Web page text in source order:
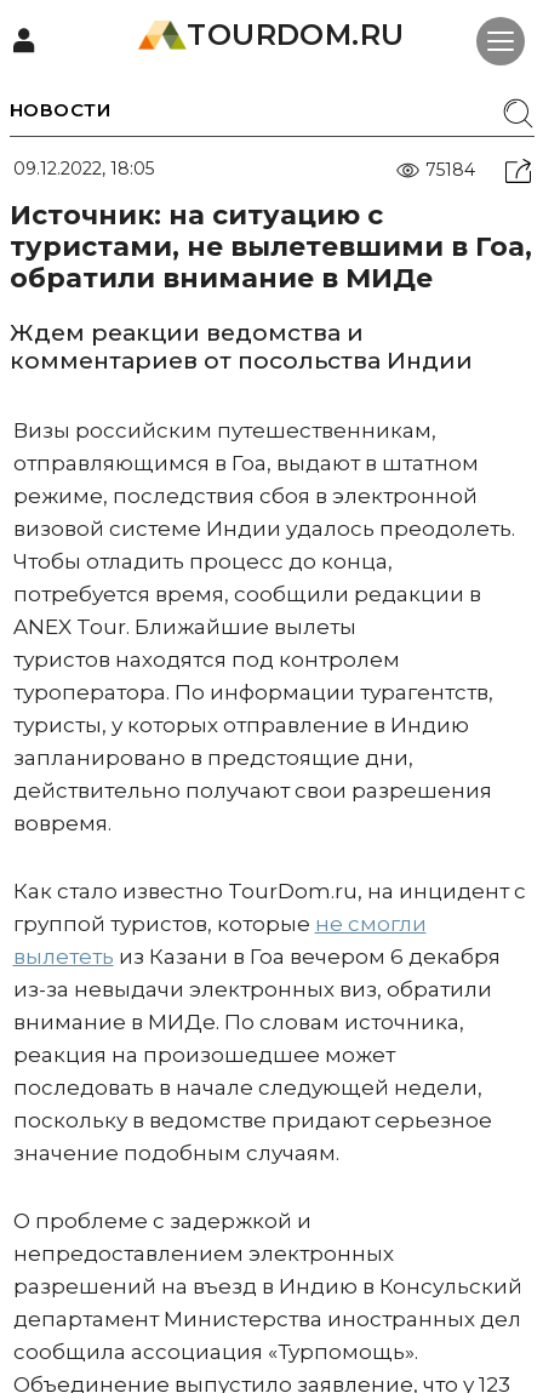
TOURDOM.RU
НОВОСТИ
09.12.2022, 18:05 75184
Источник: на ситуацию с
туристами, не вылетевшими в Гоа,
обратили внимание в МИДе
Ждем реакции ведомства и
комментариев от посольства Индии
Визы российским путешественникам,
отправляющимся в Гоа, выдают в штатном
режиме, последствия сбоя в электронной
визовой системе Индии удалось преодолеть.
Чтобы отладить процесс до конца,
потребуется время, сообщили редакции в
ANEX Tour. Ближайшие вылеты
туристов находятся под контролем
туроператора. По информации турагентств,
туристы, у которых отправление в Индию
запланировано в предстоящие дни,
действительно получают свои разрешения
вовремя.
Как стало известно TourDom.ru, на инцидент с
группой туристов, которые не смогли
вылететь из Казани в Гоа вечером 6 декабря
из-за невыдачи электронных виз, обратили
внимание в МИДе. По словам источника,
реакция на произошедшее может
последовать в начале следующей недели,
поскольку в ведомстве придают серьезное
значение подобным случаям.
О проблеме с задержкой и
непредоставлением электронных
разрешений на въезд в Индию в Консульский
департамент Министерства иностранных дел
сообщила ассоциация «Турпомощь».
Объединение выпустило заявление, что у 123